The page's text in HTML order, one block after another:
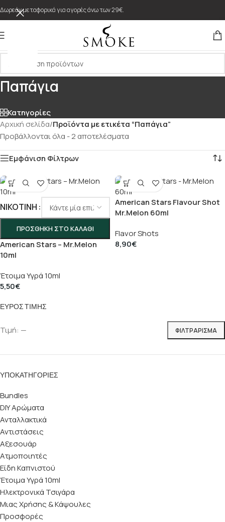
Δωρεάν μεταφορικά για αγορές άνω των 29€.
Παπάγια
Κατηγορίες
ΕΎΡΟΣ ΤΙΜΉΣ
ΦΙΛΤΡΆΡΙΣΜΑ
Τιμή: —
ΥΠΟΚΑΤΗΓΟΡΊΕΣ
Bundles
DIY Αρώματα
Ανταλλακτικά
Αντιστάσεις
Αξεσουάρ
Ατμοποιητές
Είδη Καπνιστού
Έτοιμα Υγρά 10ml
Ηλεκτρονικά Τσιγάρα
Μιας Χρήσης & Κάψουλες
Προσφορές
Αρχική σελίδα/Προϊόντα με ετικέτα “Παπάγια”
Προβάλλονται όλα - 2 αποτελέσματα
Εμφάνιση Φίλτρων
ΝΙΚΟΤΊΝΗ
ΠΡΟΣΘΉΚΗ ΣΤΟ ΚΑΛΆΘΙ
American Stars – Mr.Melon
10ml
Έτοιμα Υγρά 10ml
5,50€
American Stars Flavour Shot
Mr.Melon 60ml
Flavor Shots
8,90€